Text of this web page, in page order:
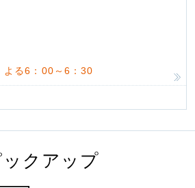
んだ八ヶ岳 山小屋を営
よる6：00～6：30
ックアップ